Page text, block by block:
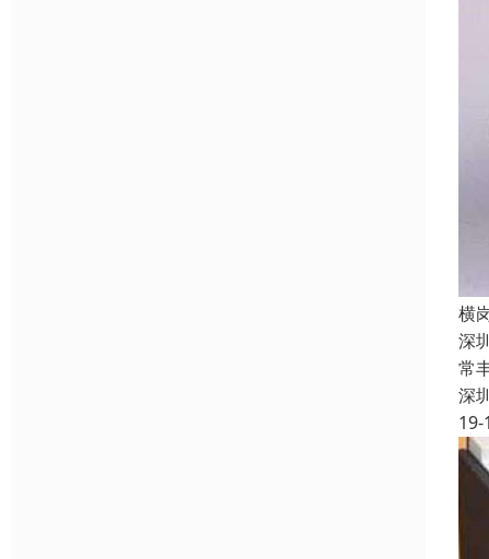
横
深
常
深
19-